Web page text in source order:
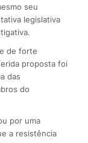
seu
legislativa
de forte
proposta foi
das
do
por uma
a resistência